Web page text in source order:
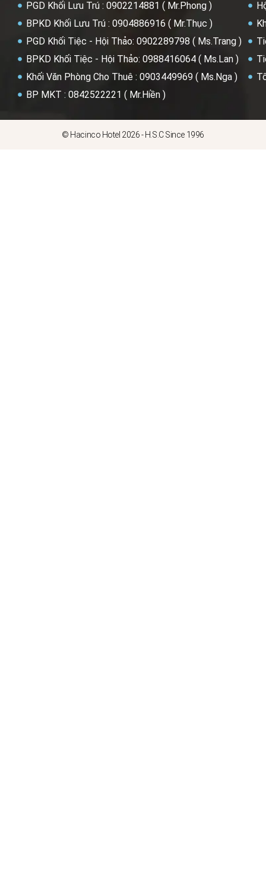
PGD Khối Lưu Trú : 0902214881 ( Mr.Phong )
BPKD Khối Lưu Trú : 0904886916 ( Mr.Thục )
PGD Khối Tiệc - Hội Thảo: 0902289798 ( Ms.Trang )
BPKD Khối Tiệc - Hội Thảo: 0988416064 ( Ms.Lan )
Khối Văn Phòng Cho Thuê : 0903449969 ( Ms.Nga )
BP MKT : 0842522221 ( Mr.Hiền )
© Hacinco Hotel 2026 - H.S.C Since 1996